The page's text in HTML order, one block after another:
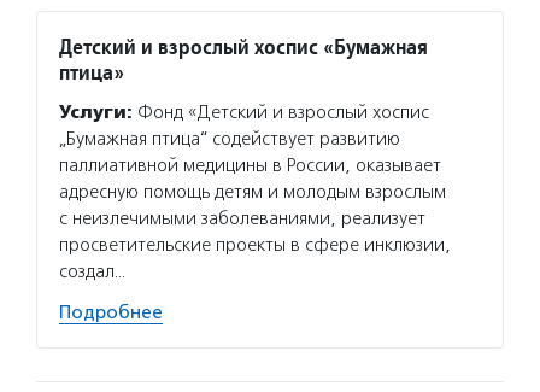
Детский и взрослый хоспис «Бумажная
птица»
Услуги: Фонд «Детский и взрослый хоспис
„Бумажная птица“ содействует развитию
паллиативной медицины в России, оказывает
адресную помощь детям и молодым взрослым
с неизлечимыми заболеваниями, реализует
просветительские проекты в сфере инклюзии,
создал…
Подробнее